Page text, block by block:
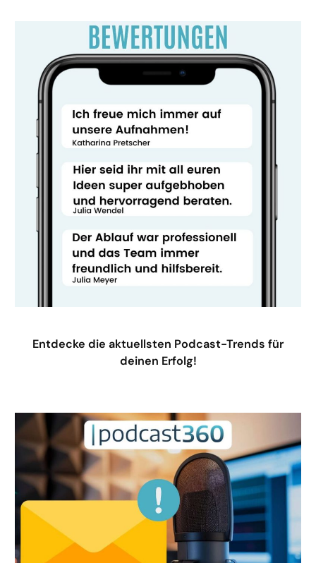
Entdecke die aktuellsten Podcast-Trends für
deinen Erfolg!